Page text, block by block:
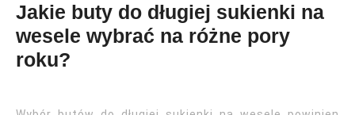
Jakie buty do długiej sukienki na
wesele wybrać na różne pory
roku?